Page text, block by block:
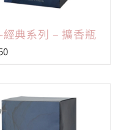
典系列 – 擴香瓶